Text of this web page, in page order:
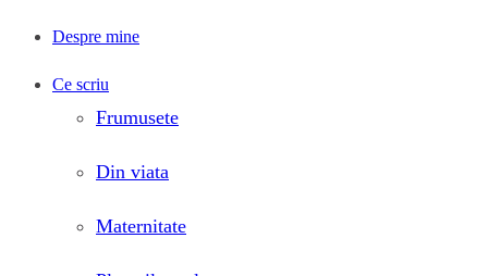
Despre mine
Ce scriu
Frumusete
Din viata
Maternitate